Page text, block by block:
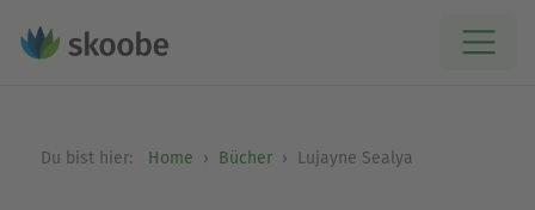
Du bist hier: Home Bücher Lujayne Sealya